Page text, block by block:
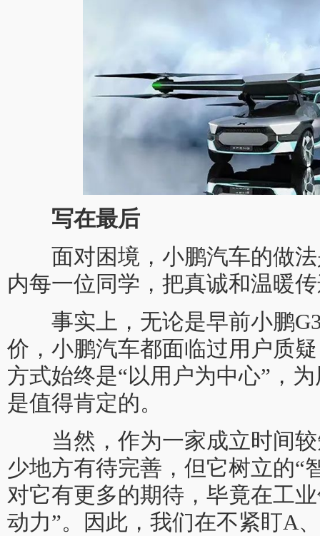
写在最后
面对困境，小鹏汽车的做法
内每一位同学，把真诚和温暖
事实上，无论是早前小鹏G3
价，小鹏汽车都面临过用户质
方式始终是“以用户为中心”，
是值得肯定的。
当然，作为一家成立时间较
少地方有待完善，但它树立的“
对它有更多的期待，毕竟在工
动力”。因此，我们在不紧盯A